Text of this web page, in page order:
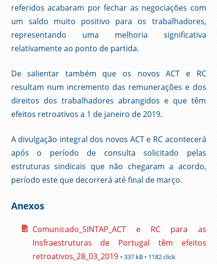
referidos acabaram por fechar as negociações com
um saldo muito positivo para os trabalhadores,
representando uma melhoria significativa
relativamente ao ponto de partida.
De salientar também que os novos ACT e RC
resultam num incremento das remunerações e dos
direitos dos trabalhadores abrangidos e que têm
efeitos retroativos a 1 de janeiro de 2019.
A divulgação integral dos novos ACT e RC acontecerá
após o período de consulta solicitado pelas
estruturas sindicais que não chegaram a acordo,
período este que decorrerá até final de março.
Anexos
Comunicado_SINTAP_ACT e RC para as
Insfraestruturas de Portugal têm efeitos
retroativos_28_03_2019 • 337 kB • 1182 click